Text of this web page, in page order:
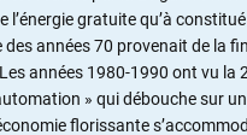
l’énergie gratuite qu’à
des années 70 provenait de la
années 1980-1990 ont vu la
» qui débouche sur
florissante